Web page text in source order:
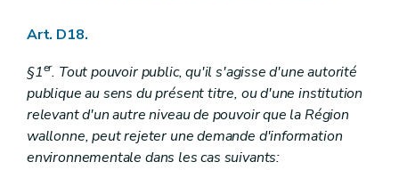
Art. D18.
§1er. Tout pouvoir public, qu'il s'agisse d'une autorité
publique au sens du présent titre, ou d'une institution
relevant d'un autre niveau de pouvoir que la Région
wallonne, peut rejeter une demande d'information
environnementale dans les cas suivants: